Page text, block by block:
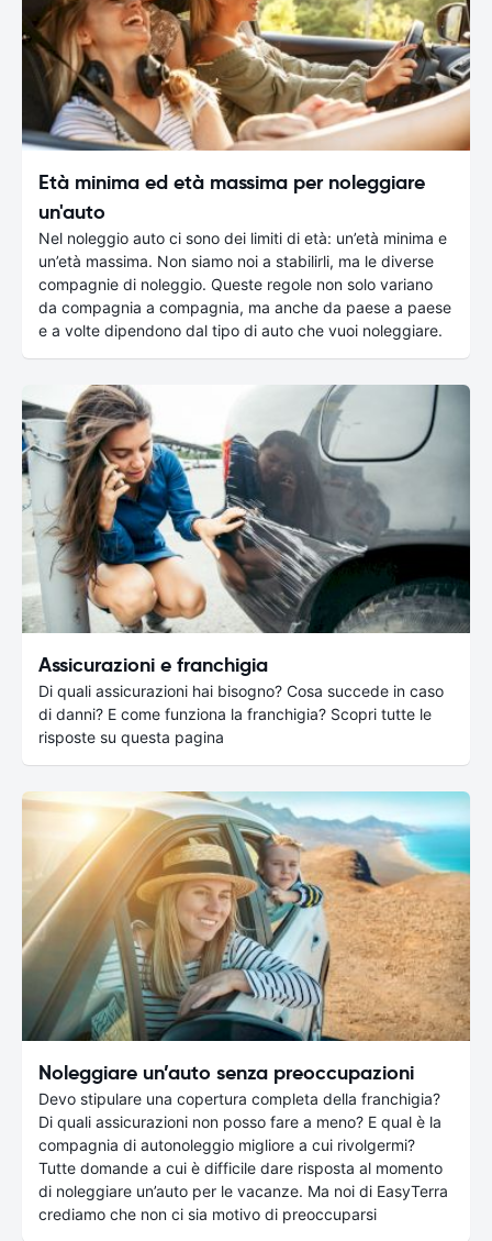
Età minima ed età massima per noleggiare
un'auto
Nel noleggio auto ci sono dei limiti di età: un’età minima e
un’età massima. Non siamo noi a stabilirli, ma le diverse
compagnie di noleggio. Queste regole non solo variano
da compagnia a compagnia, ma anche da paese a paese
e a volte dipendono dal tipo di auto che vuoi noleggiare.
Assicurazioni e franchigia
Di quali assicurazioni hai bisogno? Cosa succede in caso
di danni? E come funziona la franchigia? Scopri tutte le
risposte su questa pagina
Noleggiare un’auto senza preoccupazioni
Devo stipulare una copertura completa della franchigia?
Di quali assicurazioni non posso fare a meno? E qual è la
compagnia di autonoleggio migliore a cui rivolgermi?
Tutte domande a cui è difficile dare risposta al momento
di noleggiare un’auto per le vacanze. Ma noi di EasyTerra
crediamo che non ci sia motivo di preoccuparsi